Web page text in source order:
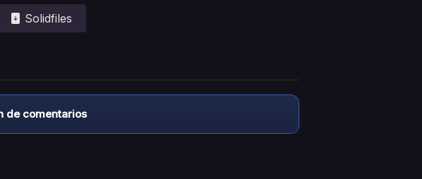
Solidfiles
de comentarios